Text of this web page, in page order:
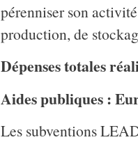
pérenniser son
production, de
Dépenses totales
Aides publiques :
Les subventions